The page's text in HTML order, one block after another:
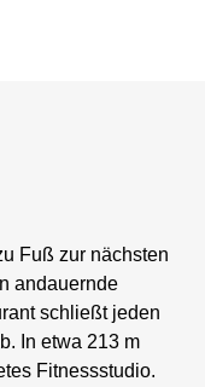
Fuß zur nächsten
andauernde
schließt jeden
In etwa 213 m
Fitnessstudio.